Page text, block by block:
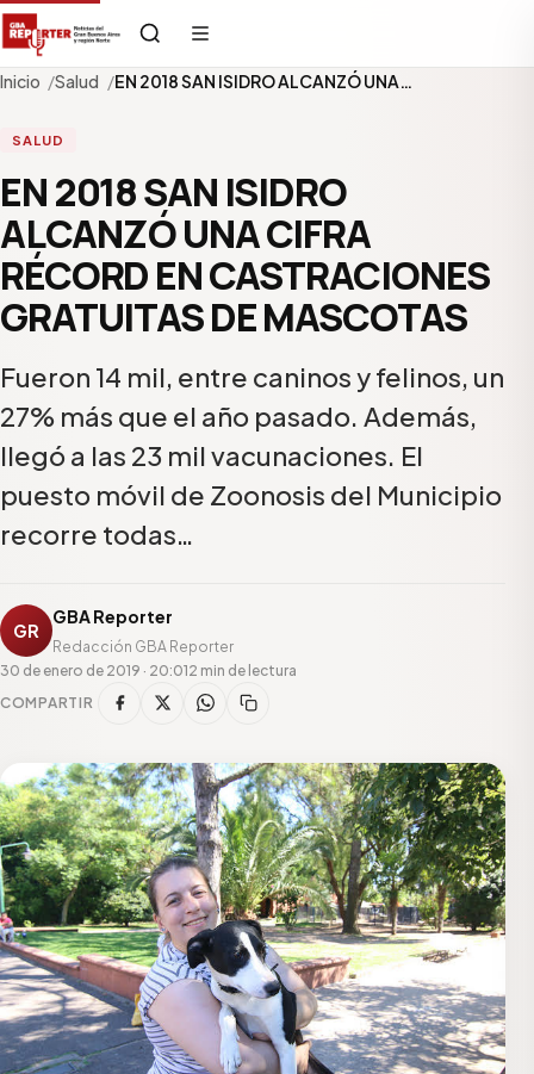
Inicio Salud EN 2018 SAN ISIDRO ALCANZÓ UNA…
SALUD
EN 2018 SAN ISIDRO
ALCANZÓ UNA CIFRA
RÉCORD EN CASTRACIONES
GRATUITAS DE MASCOTAS
Fueron 14 mil, entre caninos y felinos, un
27% más que el año pasado. Además,
llegó a las 23 mil vacunaciones. El
puesto móvil de Zoonosis del Municipio
recorre todas…
GR
GBA Reporter
Redacción GBA Reporter
30 de enero de 2019 · 20:012 min de lectura
COMPARTIR